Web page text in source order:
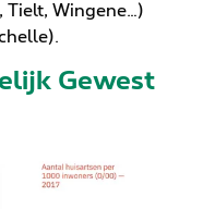
Tielt, Wingene…)
Gewest